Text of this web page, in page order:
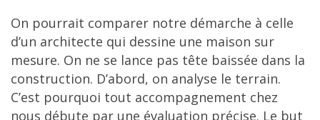
On pourrait comparer notre démarche à celle
d’un architecte qui dessine une maison sur
mesure. On ne se lance pas tête baissée dans la
construction. D’abord, on analyse le terrain.
C’est pourquoi tout accompagnement chez
nous débute par une évaluation précise. Le but